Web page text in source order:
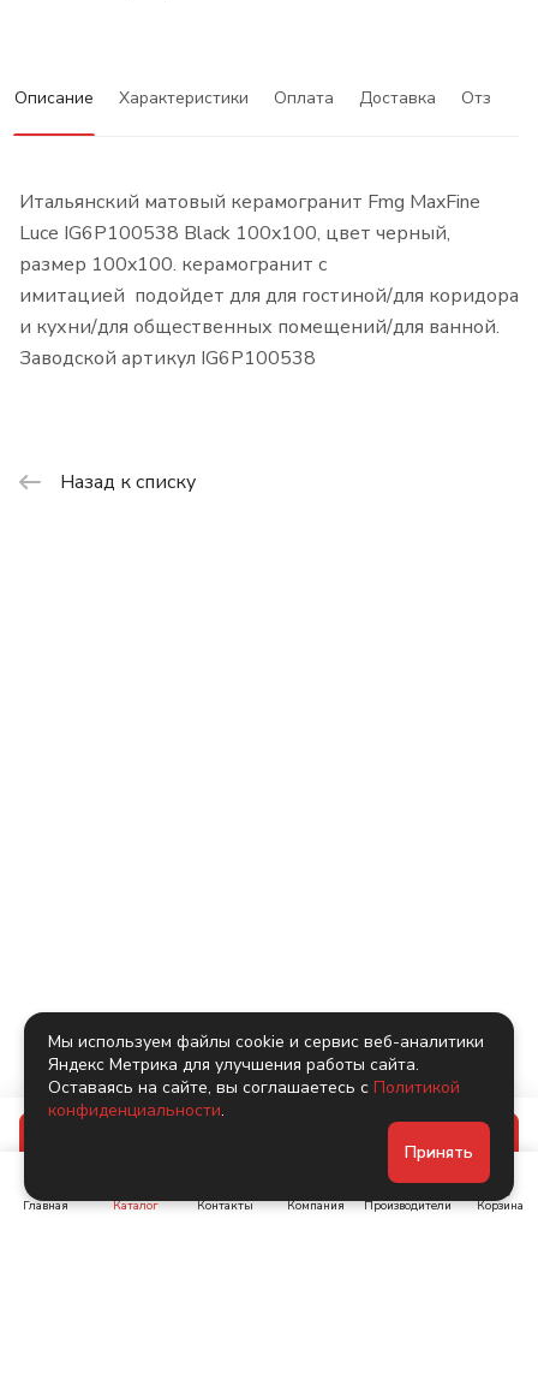
Описание Характеристики Оплата Доставка Отзывы
Итальянский матовый керамогранит Fmg MaxFine
Luce IG6P100538 Black 100x100, цвет черный,
размер 100x100. керамогранит с
имитацией подойдет для для гостиной/для коридора
и кухни/для общественных помещений/для ванной.
Заводской артикул IG6P100538
Назад к списку
Главная Каталог Контакты Компания Производители Корзина
Мы используем файлы cookie и сервис веб-аналитики
Яндекс Метрика для улучшения работы сайта.
Оставаясь на сайте, вы соглашаетесь с Политикой
конфиденциальности.
Принять